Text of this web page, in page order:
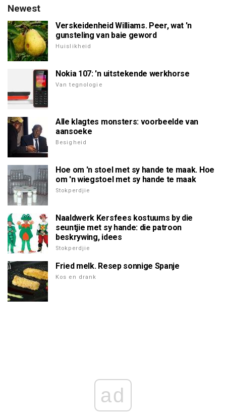
Newest
Verskeidenheid Williams. Peer, wat 'n
gunsteling van baie geword
Huislikheid
Nokia 107: 'n uitstekende werkhorse
Van tegnologie
Alle klagtes monsters: voorbeelde van
aansoeke
Besigheid
Hoe om 'n stoel met sy hande te maak. Hoe
om 'n wiegstoel met sy hande te maak
Stokperdjie
Naaldwerk Kersfees kostuums by die
seuntjie met sy hande: die patroon
beskrywing, idees
Stokperdjie
Fried melk. Resep sonnige Spanje
Kos en drank
ad